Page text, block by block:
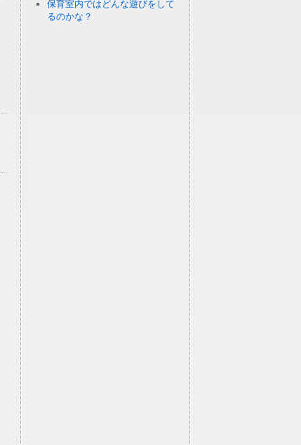
保育室内ではどんな遊びをして
るのかな？